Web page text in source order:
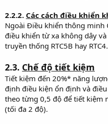
2.2.2. Các cách điều khiển
Ngoài Điều khiển thông minh
điều khiển từ xa không dây
truyền thống RTC5B hay RTC4.
2.3. Chế độ tiết kiệm
Tiết kiệm đến 20%* năng
định điều kiện ổn định và
theo từng 0,5 độ để tiết kiệm
(tối đa 2 độ).